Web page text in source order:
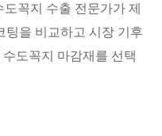
꼭지 수출 전문가가 제
팅을 비교하고 시장 기후
도꼭지 마감재를 선택